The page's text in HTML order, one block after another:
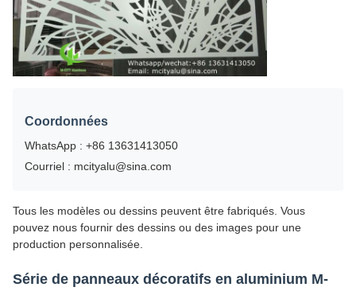
Coordonnées
WhatsApp : +86 13631413050
Courriel : mcityalu@sina.com
Tous les modèles ou dessins peuvent être fabriqués. Vous
pouvez nous fournir des dessins ou des images pour une
production personnalisée.
Série de panneaux décoratifs en aluminium M-